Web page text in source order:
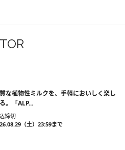
な植物性ミルクを、手軽においしく楽し
。「ALP...
締切
（土）23:59まで